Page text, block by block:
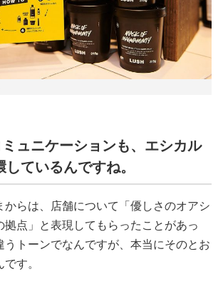
ュニケーションも、エシカル
ているんですね。
からは、店舗について「優しさのオアシ
拠点」と表現してもらったことがあっ
うトーンでなんですが、本当にそのとお
す。